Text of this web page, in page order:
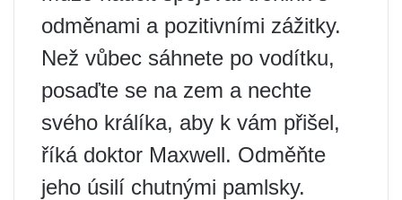
odměnami a pozitivními zážitky.
Než vůbec sáhnete po vodítku,
posaďte se na zem a nechte
svého králíka, aby k vám přišel,
říká doktor Maxwell. Odměňte
jeho úsilí chutnými pamlsky.